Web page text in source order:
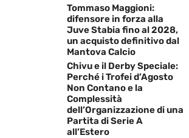
Tommaso Maggioni:
difensore in forza alla
Juve Stabia fino al 2028,
un acquisto definitivo dal
Mantova Calcio
Chivu e il Derby Speciale:
Perché i Trofei d’Agosto
Non Contano e la
Complessità
dell’Organizzazione di una
Partita di Serie A
all’Estero